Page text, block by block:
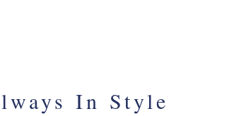
In Style